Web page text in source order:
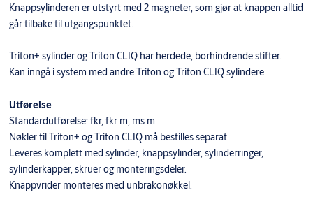
Knappsylinderen er utstyrt med 2 magneter, som gjør at knappen alltid
går tilbake til utgangspunktet.
Triton+ sylinder og Triton CLIQ har herdede, borhindrende stifter.
Kan inngå i system med andre Triton og Triton CLIQ sylindere.
Utførelse
Standardutførelse: fkr, fkr m, ms m
Nøkler til Triton+ og Triton CLIQ må bestilles separat.
Leveres komplett med sylinder, knappsylinder, sylinderringer,
sylinderkapper, skruer og monteringsdeler.
Knappvrider monteres med unbrakonøkkel.